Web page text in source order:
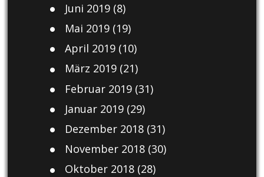
Juni 2019(8)
Mai 2019(19)
April 2019(10)
März 2019(21)
Februar 2019(31)
Januar 2019(29)
Dezember 2018(31)
November 2018(30)
Oktober 2018(28)